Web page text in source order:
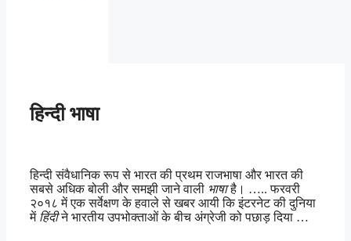
हिन्दी भाषा
हिन्दी संवैधानिक रूप से भारत की प्रथम राजभाषा और भारत की
सबसे अधिक बोली और समझी जाने वाली भाषाहै। ….. फरवरी
२०१८ में एक सर्वेक्षण के हवाले से खबर आयी कि इंटरनेट की दुनिया
में हिंदीने भारतीय उपभोक्ताओं के बीच अंग्रेजी को पछाड़ दिया …